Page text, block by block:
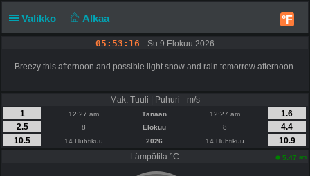
Valikko Alkaa °F
05:53:16 Su 9 Elokuu 2026
Breezy this afternoon and possible light snow and rain tomorrow afternoon.
Mak. Tuuli | Puhuri - m/s
1
12:27 am Tänään 12:27 am
1.6
2.5
8 Elokuu 8
4.4
10.5
14 Huhtikuu 2026 14 Huhtikuu
10.9
Lämpötila °C
5:47 am